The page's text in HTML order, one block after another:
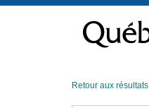
contenu
Retour aux résultats